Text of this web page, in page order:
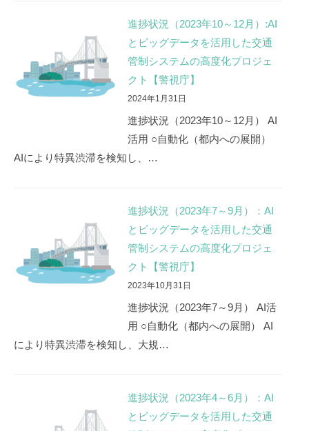
進捗状況（2023年10～12月）:AI
とビッグデータを活用した交通
管制システムの高度化プロジェ
クト【警視庁】
2024年1月31日
進捗状況（2023年10～12月） AI
活用 ○自動化（都内への展開）
AIにより特異渋滞を検知し、…
進捗状況（2023年7～9月）：AI
とビッグデータを活用した交通
管制システムの高度化プロジェ
クト【警視庁】
2023年10月31日
進捗状況（2023年7～9月） AI活
用 ○自動化（都内への展開） AI
により特異渋滞を検知し、大規…
進捗状況（2023年4～6月）：AI
とビッグデータを活用した交通